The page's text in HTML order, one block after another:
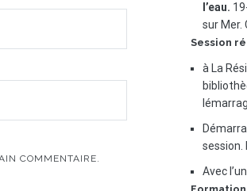
COMMENTAIRE.
l’eau.
sur Mer.
Session
à La
session.
Avec